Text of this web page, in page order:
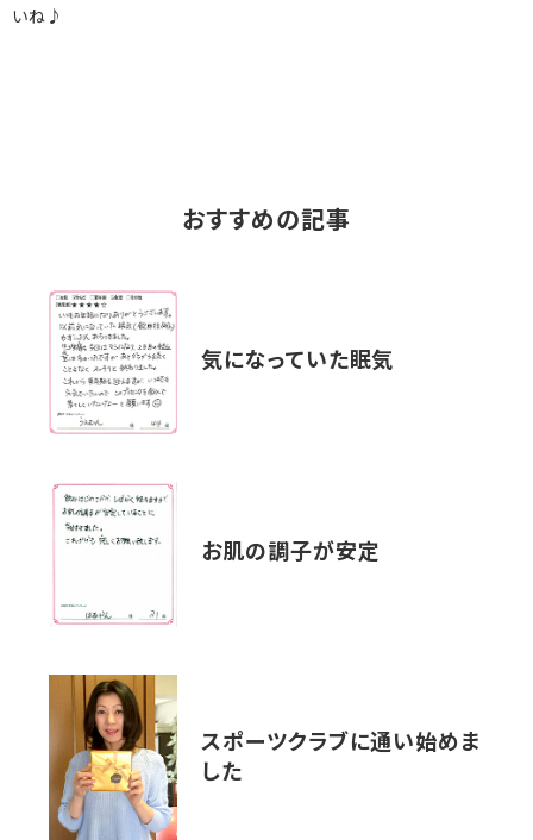
いね♪
おすすめの記事
気になっていた眠気
お肌の調子が安定
スポーツクラブに通い始めま
した